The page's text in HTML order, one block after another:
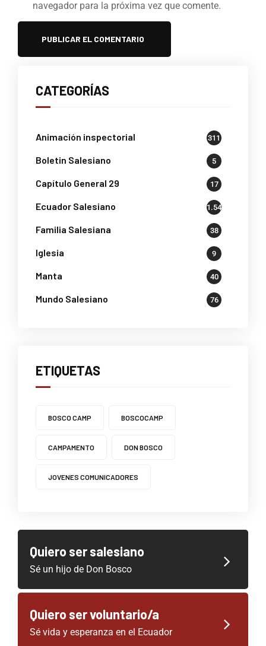
navegador para la próxima vez que comente.
CATEGORÍAS
Animación inspectorial 311
Boletin Salesiano 5
Capítulo General 29 17
Ecuador Salesiano 1.541
Familia Salesiana 38
Iglesia 9
Manta 40
Mundo Salesiano 76
ETIQUETAS
BOSCO CAMP BOSCOCAMP
CAMPAMENTO DON BOSCO
JOVENES COMUNICADORES
Quiero ser salesiano
Sé un hijo de Don Bosco
Quiero ser voluntario/a
Sé vida y esperanza en el Ecuador